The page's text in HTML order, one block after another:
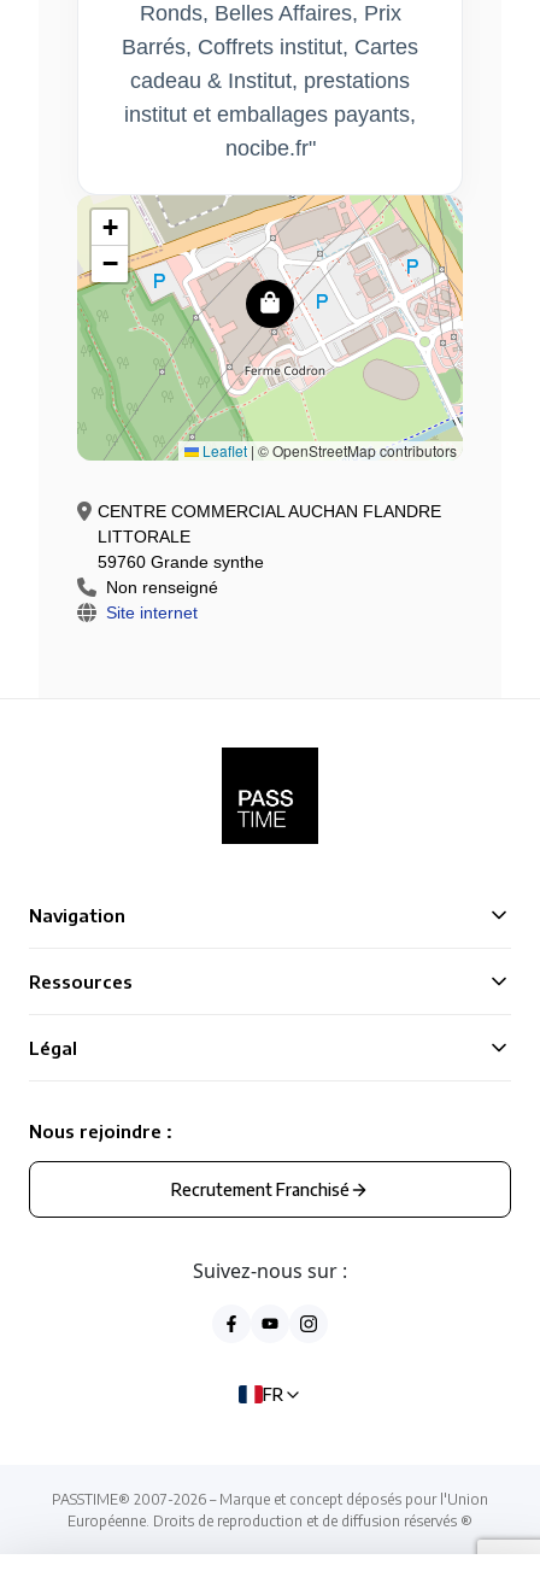
Ronds, Belles Affaires, Prix
Barrés, Coffrets institut, Cartes
cadeau & Institut, prestations
institut et emballages payants,
nocibe.fr"
+
−
Leaflet | © OpenStreetMap contributors
CENTRE COMMERCIAL AUCHAN FLANDRE
LITTORALE
59760 Grande synthe
Non renseigné
Site internet
Navigation
Ressources
Légal
Nous rejoindre :
Recrutement Franchisé
Suivez-nous sur :
FR
PASSTIME® 2007-2026 – Marque et concept déposés pour l'Union
Européenne. Droits de reproduction et de diffusion réservés ®